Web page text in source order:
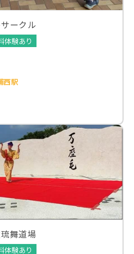
ークル
体験あり
西駅
舞道場
体験あり